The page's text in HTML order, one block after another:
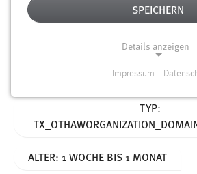
Alter
TYP:
ALTER: 1 WOCHE BIS 1 MONAT
SPEICHERN
Details anzeigen
Notwendige Cookies ermöglichen
Funktionen und sind für die
Impressum